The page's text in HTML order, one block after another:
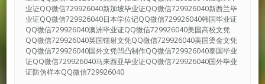
业证QQ微信729926040新加坡毕业证QQ微信729926040新西兰毕
业证QQ微信729926040日本学位记QQ微信729926040韩国毕业证
QQ微信729926040澳洲毕业证QQ微信729926040美国高校文凭
QQ微信729926040英国镭射文凭QQ微信729926040美国烫金文凭
QQ微信729926040国外文凭凹凸制作QQ微信729926040泰国毕业
证QQ微信729926040马来西亚毕业证QQ微信729926040国外毕业
证防伪样本QQ微信729926040